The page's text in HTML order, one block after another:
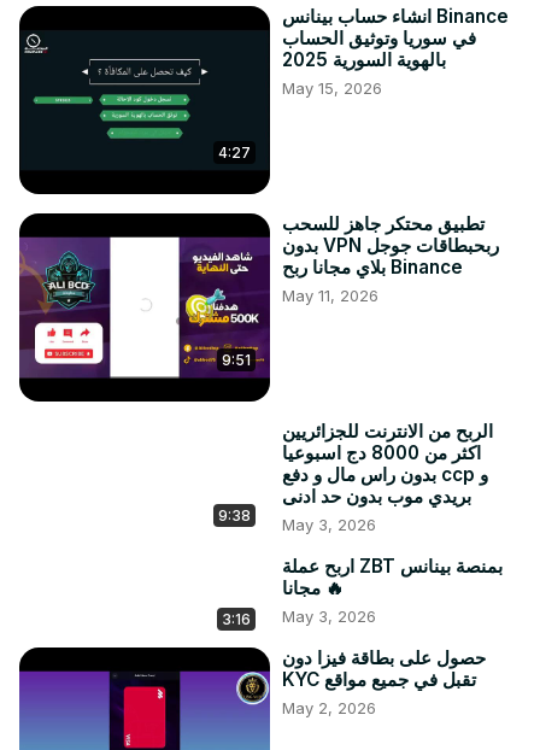
4:27
انشاء حساب بينانس Binance
في سوريا وتوثيق الحساب
بالهوية السورية 2025
May 15, 2026
9:51
تطبيق محتكر جاهز للسحب
بدون VPN ربحبطاقات جوجل
بلاي مجانا ربح Binance
May 11, 2026
9:38
الربح من الانترنت للجزائريين
اكثر من 8000 دج اسبوعيا
بدون راس مال و دفع ccp و
بريدي موب بدون حد ادنى
May 3, 2026
3:16
اربح عملة ZBT بمنصة بينانس
مجانا 🔥
May 3, 2026
حصول على بطاقة فيزا دون
KYC تقبل في جميع مواقع
May 2, 2026